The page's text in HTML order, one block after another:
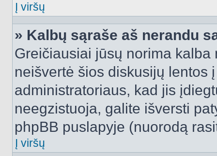
Į viršų
» Kalbų sąraše aš nerandu
Greičiausiai jūsų norima
neišvertė šios diskusijų lentos
administratoriaus, kad jis
neegzistuoja, galite išversti
phpBB puslapyje (nuorodą
Į viršų